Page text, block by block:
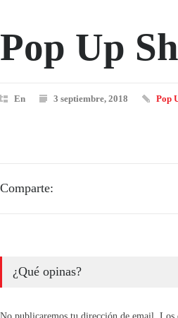
Pop Up
En 3 septiembre, 2018 Pop
Comparte:
¿Qué opinas?